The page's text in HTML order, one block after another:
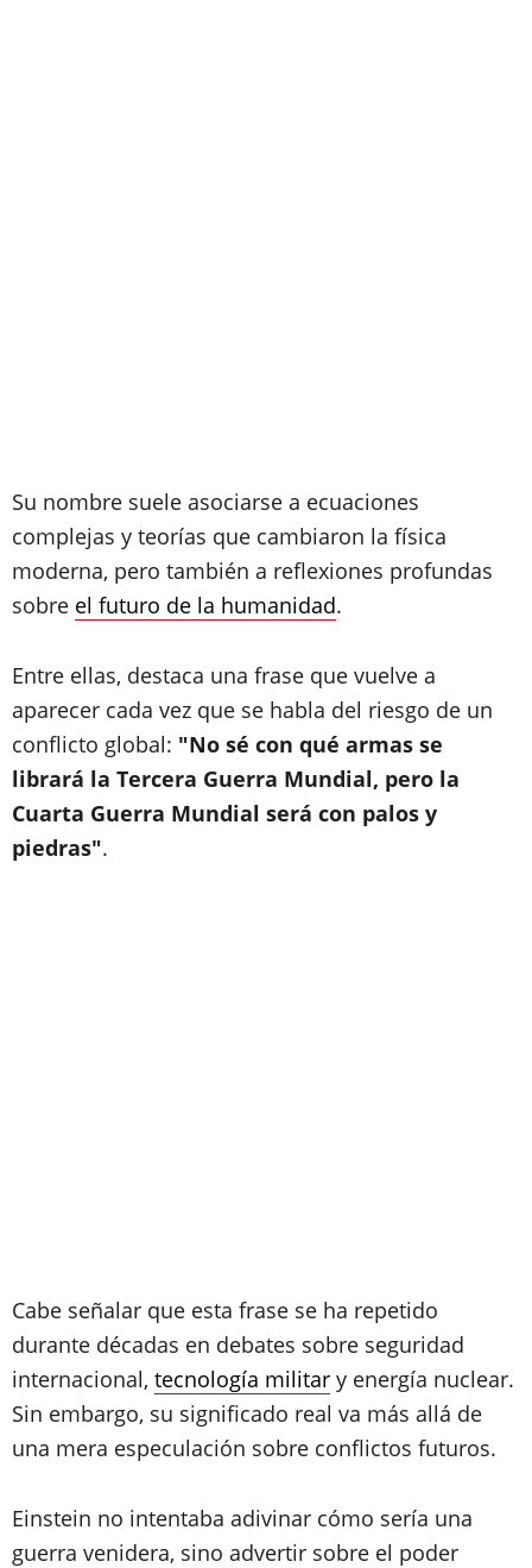
Su nombre suele asociarse a ecuaciones
complejas y teorías que cambiaron la física
moderna, pero también a reflexiones profundas
sobre el futuro de la humanidad.
Entre ellas, destaca una frase que vuelve a
aparecer cada vez que se habla del riesgo de un
conflicto global: "No sé con qué armas se
librará la Tercera Guerra Mundial, pero la
Cuarta Guerra Mundial será con palos y
piedras".
Cabe señalar que esta frase se ha repetido
durante décadas en debates sobre seguridad
internacional, tecnología militar y energía nuclear.
Sin embargo, su significado real va más allá de
una mera especulación sobre conflictos futuros.
Einstein no intentaba adivinar cómo sería una
guerra venidera, sino advertir sobre el poder